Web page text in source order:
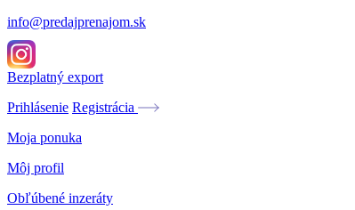
info@predajprenajom.sk
Bezplatný export
Prihlásenie Registrácia
Moja ponuka
Môj profil
Obľúbené inzeráty